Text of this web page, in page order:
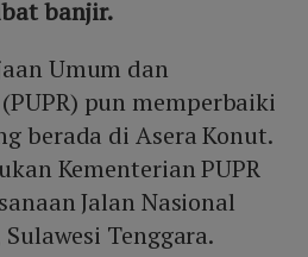
banjir.
Umum dan
pun memperbaiki
berada di Asera Konut.
Kementerian PUPR
Jalan Nasional
Tenggara.